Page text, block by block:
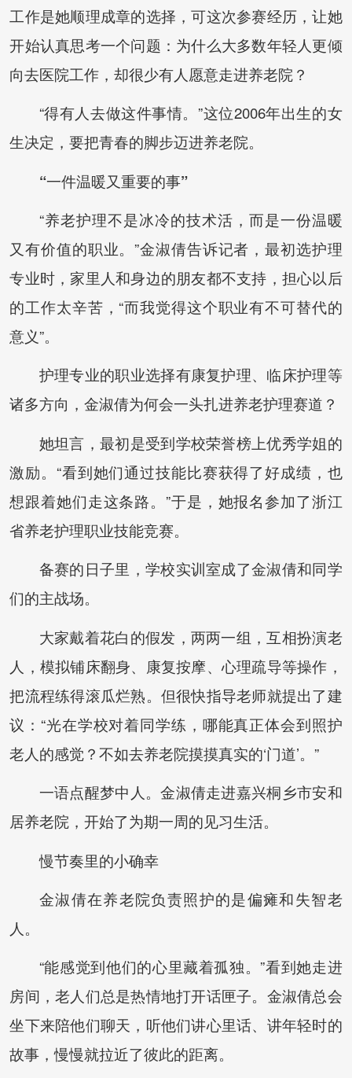
工作是她顺理成章的选择，可这次参赛经历，让她
开始认真思考一个问题：为什么大多数年轻人更倾
向去医院工作，却很少有人愿意走进养老院？
“得有人去做这件事情。”这位2006年出生的女
生决定，要把青春的脚步迈进养老院。
“一件温暖又重要的事”
“养老护理不是冰冷的技术活，而是一份温暖
又有价值的职业。”金淑倩告诉记者，最初选护理
专业时，家里人和身边的朋友都不支持，担心以后
的工作太辛苦，“而我觉得这个职业有不可替代的
意义”。
护理专业的职业选择有康复护理、临床护理等
诸多方向，金淑倩为何会一头扎进养老护理赛道？
她坦言，最初是受到学校荣誉榜上优秀学姐的
激励。“看到她们通过技能比赛获得了好成绩，也
想跟着她们走这条路。”于是，她报名参加了浙江
省养老护理职业技能竞赛。
备赛的日子里，学校实训室成了金淑倩和同学
们的主战场。
大家戴着花白的假发，两两一组，互相扮演老
人，模拟铺床翻身、康复按摩、心理疏导等操作，
把流程练得滚瓜烂熟。但很快指导老师就提出了建
议：“光在学校对着同学练，哪能真正体会到照护
老人的感觉？不如去养老院摸摸真实的‘门道’。”
一语点醒梦中人。金淑倩走进嘉兴桐乡市安和
居养老院，开始了为期一周的见习生活。
慢节奏里的小确幸
金淑倩在养老院负责照护的是偏瘫和失智老
人。
“能感觉到他们的心里藏着孤独。”看到她走进
房间，老人们总是热情地打开话匣子。金淑倩总会
坐下来陪他们聊天，听他们讲心里话、讲年轻时的
故事，慢慢就拉近了彼此的距离。